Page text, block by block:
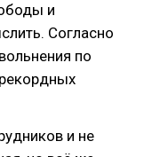
и
Согласно
по
рекордных
и не